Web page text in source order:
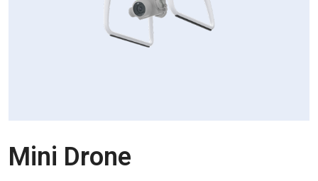
Mini Drone